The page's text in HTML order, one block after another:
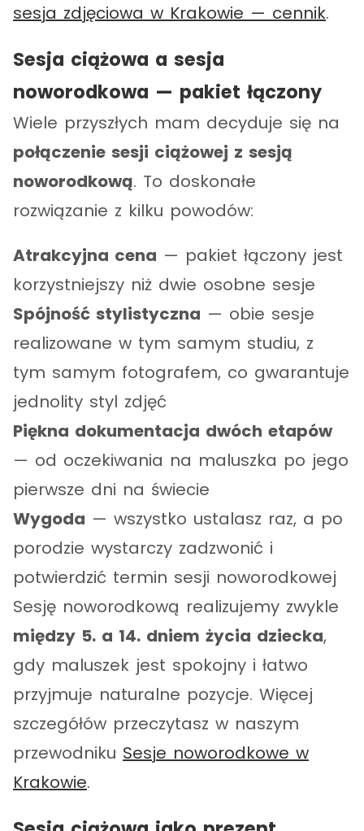
sesja zdjęciowa w Krakowie — cennik.
Sesja ciążowa a sesja
noworodkowa — pakiet łączony
Wiele przyszłych mam decyduje się na
połączenie sesji ciążowej z sesją
noworodkową. To doskonałe
rozwiązanie z kilku powodów:
Atrakcyjna cena — pakiet łączony jest
korzystniejszy niż dwie osobne sesje
Spójność stylistyczna — obie sesje
realizowane w tym samym studiu, z
tym samym fotografem, co gwarantuje
jednolity styl zdjęć
Piękna dokumentacja dwóch etapów
— od oczekiwania na maluszka po jego
pierwsze dni na świecie
Wygoda — wszystko ustalasz raz, a po
porodzie wystarczy zadzwonić i
potwierdzić termin sesji noworodkowej
Sesję noworodkową realizujemy zwykle
między 5. a 14. dniem życia dziecka,
gdy maluszek jest spokojny i łatwo
przyjmuje naturalne pozycje. Więcej
szczegółów przeczytasz w naszym
przewodniku Sesje noworodkowe w
Krakowie.